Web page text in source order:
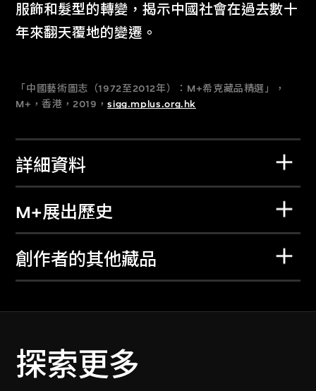
服飾和髮型的轉變，揭示中國社會在過去數十
年來翻天覆地的變遷。
「中國藝術圖志（1972至2012年）：M+希克藏品精選」，
M+，香港，2019，sigg.mplus.org.hk
詳細資料
M+展出歷史
創作者的其他藏品
探索更多